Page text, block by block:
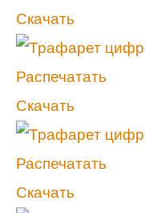
Скачать
Распечатать
Скачать
Распечатать
Скачать